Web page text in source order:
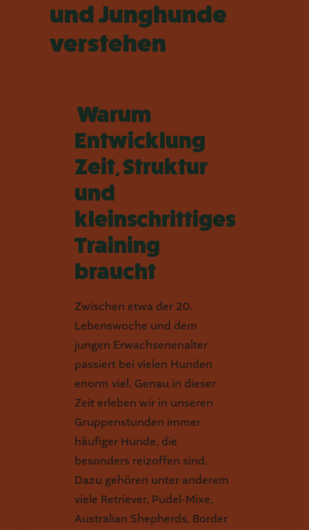
und Junghunde
verstehen
Warum
Entwicklung
Zeit, Struktur
und
kleinschrittiges
Training
braucht
Zwischen etwa der 20.
Lebenswoche und dem
jungen Erwachsenenalter
passiert bei vielen Hunden
enorm viel. Genau in dieser
Zeit erleben wir in unseren
Gruppenstunden immer
häufiger Hunde, die
besonders reizoffen sind.
Dazu gehören unter anderem
viele Retriever, Pudel-Mixe,
Australian Shepherds, Border